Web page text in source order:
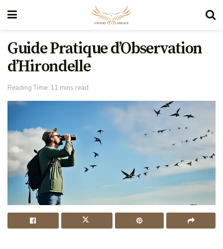
Guide Pratique d’Observation
d’Hirondelle
Reading Time: 11 mins read